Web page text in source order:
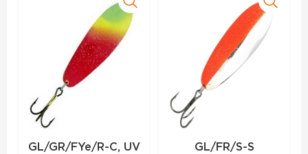
GL/GR/FYe/R-C, UV GL/FR/S-S